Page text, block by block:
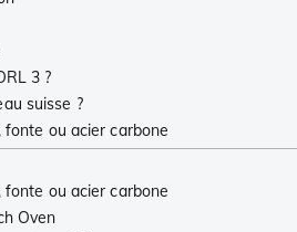
3 ?
suisse ?
ou acier carbone
ou acier carbone
Oven